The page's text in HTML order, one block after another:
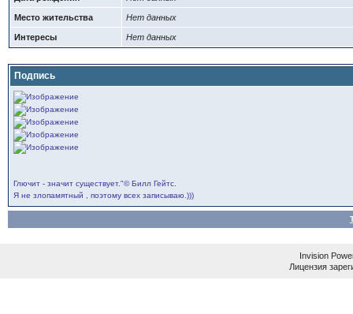
Место жительства Нет данных
Интересы Нет данных
Подпись
Глючит - значит существует."© Билл Гейтс.
Я не злопамятный , поэтому всех записываю.)))
Invision
Лицензия